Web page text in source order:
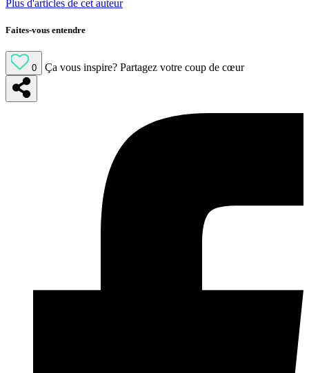
Plus d'articles de cet auteur
Faites-vous entendre
0 Ça vous inspire? Partagez votre coup de cœur